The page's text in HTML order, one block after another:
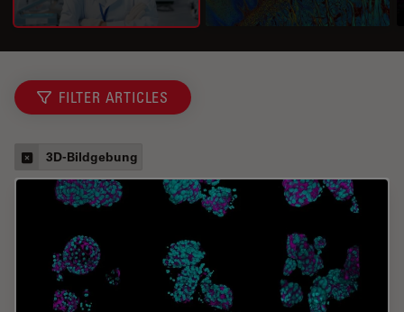
FILTER ARTICLES
3D-Bildgebung